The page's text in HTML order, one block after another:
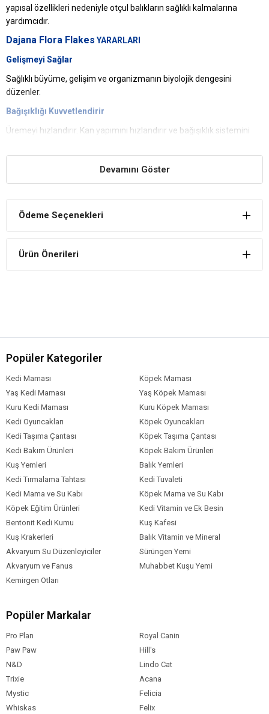
yapısal özellikleri nedeniyle otçul balıkların sağlıklı kalmalarına
yardımcıdır.
Dajana Flora Flakes YARARLARI
Gelişmeyi Sağlar
Sağlıklı büyüme, gelişim ve organizmanın biyolojik dengesini
düzenler.
Bağışıklığı Kuvvetlendirir
Üremeyi hızlandırır. Kan yapımını hızlandırır ve bağışıklık sistemini
BİLEŞİM
Bitki proteinleri,
Spirulina,
Sarımsak,
Kırmızı biber,
Yengeç yumurtaları.
Protein %45
Yağ %5,2
Devamını Göster
Ödeme Seçenekleri
Ürün Önerileri
Popüler Kategoriler
Kedi Maması
Köpek Maması
Yaş Kedi Maması
Yaş Köpek Maması
Kuru Kedi Maması
Kuru Köpek Maması
Kedi Oyuncakları
Köpek Oyuncakları
Kedi Taşıma Çantası
Köpek Taşıma Çantası
Kedi Bakım Ürünleri
Köpek Bakım Ürünleri
Kuş Yemleri
Balık Yemleri
Kedi Tırmalama Tahtası
Kedi Tuvaleti
Kedi Mama ve Su Kabı
Köpek Mama ve Su Kabı
Köpek Eğitim Ürünleri
Kedi Vitamin ve Ek Besin
Bentonit Kedi Kumu
Kuş Kafesi
Kuş Krakerleri
Balık Vitamin ve Mineral
Akvaryum Su Düzenleyiciler
Sürüngen Yemi
Akvaryum ve Fanus
Muhabbet Kuşu Yemi
Kemirgen Otları
Popüler Markalar
Pro Plan
Royal Canin
Paw Paw
Hill's
N&D
Lindo Cat
Trixie
Acana
Mystic
Felicia
Whiskas
Felix